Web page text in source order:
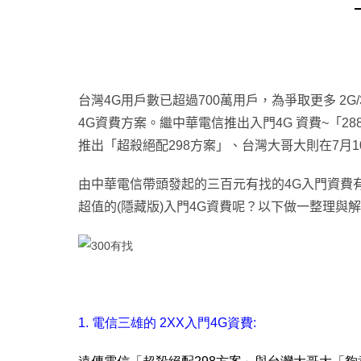
台灣4G用戶數已超過700萬用戶，為爭取更多
4G資費方案。繼中華電信推出入門4G 資費~「
推出「超殺絕配298方案」、台灣大哥大則在7月
由中華電信帶頭發起的三百元有找的4G入門資費
超值的(隱藏版)入門4G資費呢 ？以下做一整理與
1. 電信三雄的 2XX入門4G資費: